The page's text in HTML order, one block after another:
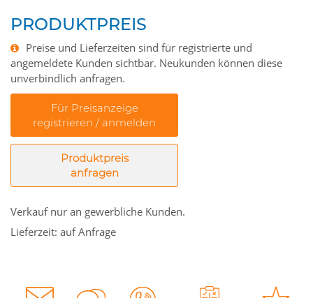
PRODUKTPREIS
Preise und Lieferzeiten sind für registrierte und
angemeldete Kunden sichtbar. Neukunden können diese
unverbindlich anfragen.
Für Preisanzeige
registrieren / anmelden
Produktpreis
anfragen
Verkauf nur an gewerbliche Kunden.
Lieferzeit: auf Anfrage